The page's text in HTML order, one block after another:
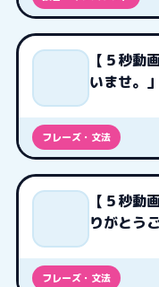
【５秒動
いませ。」
フレーズ・文法
【５秒動
りがとう
フレーズ・文法